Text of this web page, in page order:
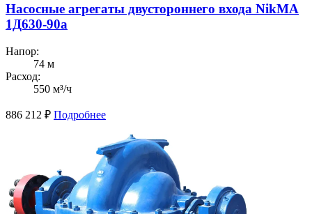
Насосные агрегаты двустороннего входа NikMA
1Д630-90а
Напор:
74 м
Расход:
550 м³/ч
886 212 ₽ Подробнее